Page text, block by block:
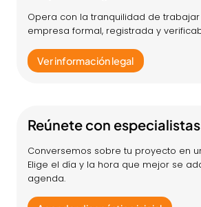
Opera con la tranquilidad de
empresa formal, registrada y
Ver información legal
Reúnete con especialistas
Conversemos sobre tu proyecto en
Elige el día y la hora que mejor se
agenda.